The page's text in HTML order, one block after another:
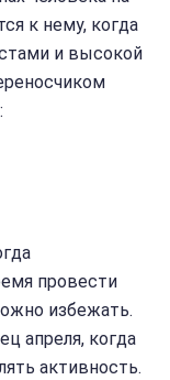
к нему, когда
и высокой
провести
избежать.
апреля, когда
активность.